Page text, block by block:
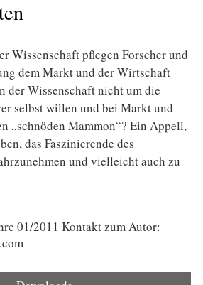
Wissenschaft pflegen Forscher und
dem Markt und der Wirtschaft
der Wissenschaft nicht um die
selbst willen und bei Markt und
„schnöden Mammon“? Ein Appell,
das Faszinierende des
und vielleicht auch zu
01/2011 Kontakt zum Autor: